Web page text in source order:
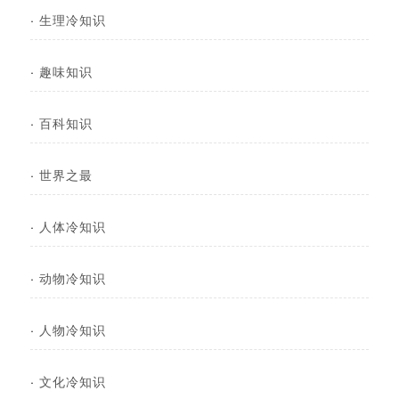
· 生理冷知识
· 趣味知识
· 百科知识
· 世界之最
· 人体冷知识
· 动物冷知识
· 人物冷知识
· 文化冷知识